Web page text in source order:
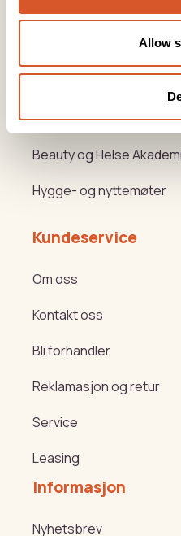
Allow
Varemerker
Beauty og Helse
Hygge- og nyttemøter
Kundeservice
Om oss
Kontakt oss
Bli forhandler
Reklamasjon og retur
Service
Leasing
Informasjon
Nyhetsbrev